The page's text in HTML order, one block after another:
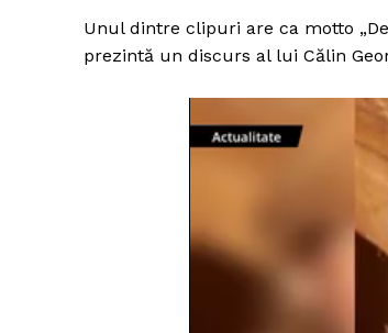
Unul dintre clipuri are ca motto
prezintă un discurs al lui Călin